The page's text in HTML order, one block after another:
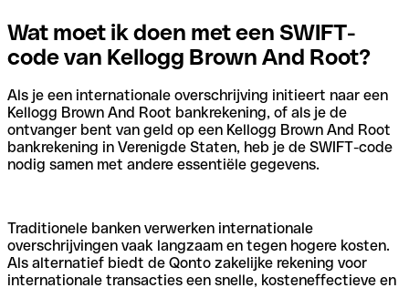
Wat moet ik doen met een SWIFT-
code van Kellogg Brown And Root?
Als je een internationale overschrijving initieert naar een
Kellogg Brown And Root bankrekening, of als je de
ontvanger bent van geld op een Kellogg Brown And Root
bankrekening in Verenigde Staten, heb je de SWIFT-code
nodig samen met andere essentiële gegevens.
Traditionele banken verwerken internationale
overschrijvingen vaak langzaam en tegen hogere kosten.
Als alternatief biedt de Qonto zakelijke rekening voor
internationale transacties een snelle, kosteneffectieve en